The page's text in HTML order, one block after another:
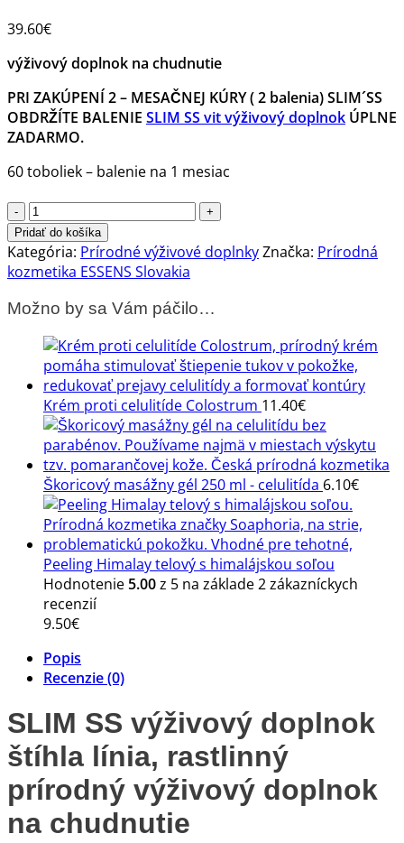
39.60€
výživový doplnok na chudnutie
PRI ZAKÚPENÍ 2 – MESAČNEJ KÚRY ( 2 balenia) SLIM´SS
OBDRŽÍTE BALENIE SLIM SS vit výživový doplnok ÚPLNE
ZADARMO.
60 toboliek – balenie na 1 mesiac
množstvo
SLIM
SS
výživový
štíhla
Pridať do košíka
Kategória: Prírodné výživové doplnkyZnačka: Prírodná
kozmetika ESSENS Slovakia
Možno by sa Vám páčilo…
Krém proti celulitíde Colostrum 11.40€
Škoricový masážny gél 250 ml - celulitída 6.10€
Peeling Himalay telový s himalájskou soľou
Hodnotenie5.00z 5 na základe2zákazníckych
recenzií
9.50€
Popis
Recenzie (0)
SLIM SS výživový doplnok
štíhla línia, rastlinný
prírodný výživový doplnok
na chudnutie